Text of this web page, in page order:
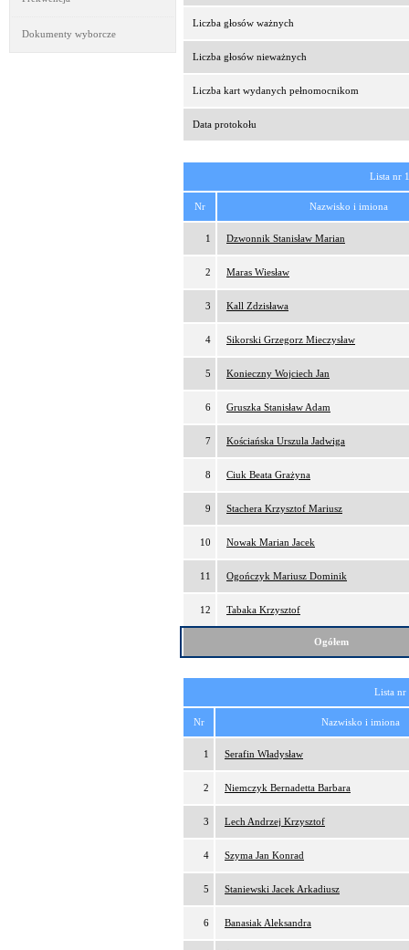
Dokumenty wyborcze
Liczba głosów ważnych
Liczba głosów nieważnych
Liczba kart wydanych pełnomocnikom
Data protokołu
Lista nr
Nr Nazwisko i imiona
1 Dzwonnik Stanisław Marian
2 Maras Wiesław
3 Kall Zdzisława
4 Sikorski Grzegorz Mieczysław
5 Konieczny Wojciech Jan
6 Gruszka Stanisław Adam
7 Kościańska Urszula Jadwiga
8 Ciuk Beata Grażyna
9 Stachera Krzysztof Mariusz
10 Nowak Marian Jacek
11 Ogończyk Mariusz Dominik
12 Tabaka Krzysztof
Ogółem
Lista
Nr Nazwisko i imiona
1 Serafin Władysław
2 Niemczyk Bernadetta Barbara
3 Lech Andrzej Krzysztof
4 Szyma Jan Konrad
5 Staniewski Jacek Arkadiusz
6 Banasiak Aleksandra